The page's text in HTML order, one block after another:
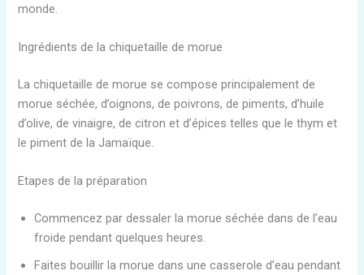
monde.
Ingrédients de la chiquetaille de morue
La chiquetaille de morue se compose principalement de
morue séchée, d’oignons, de poivrons, de piments, d’huile
d’olive, de vinaigre, de citron et d’épices telles que le thym et
le piment de la Jamaïque.
Etapes de la préparation
Commencez par dessaler la morue séchée dans de l’eau
froide pendant quelques heures.
Faites bouillir la morue dans une casserole d’eau pendant